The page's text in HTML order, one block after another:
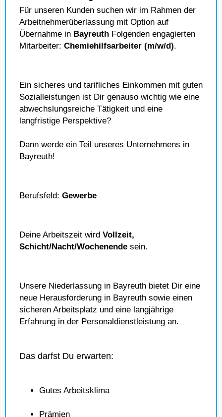
Für unseren Kunden suchen wir im Rahmen der
Arbeitnehmerüberlassung mit Option auf
Übernahme in Bayreuth Folgenden engagierten
Mitarbeiter: Chemiehilfsarbeiter (m/w/d).
Ein sicheres und tarifliches Einkommen mit guten
Sozialleistungen ist Dir genauso wichtig wie eine
abwechslungsreiche Tätigkeit und eine
langfristige Perspektive?
Dann werde ein Teil unseres Unternehmens in
Bayreuth!
Berufsfeld: Gewerbe
Deine Arbeitszeit wird Vollzeit,
Schicht/Nacht/Wochenende sein.
Unsere Niederlassung in Bayreuth bietet Dir eine
neue Herausforderung in Bayreuth sowie einen
sicheren Arbeitsplatz und eine langjährige
Erfahrung in der Personaldienstleistung an.
Das darfst Du erwarten:
Gutes Arbeitsklima
Prämien